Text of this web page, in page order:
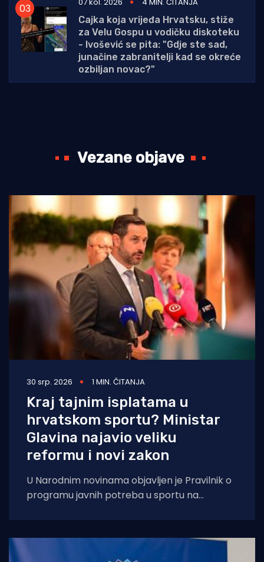
Cajka koja vrijeđa Hrvatsku, stiže
za Velu Gospu u vodičku diskoteku
- Ivošević se pita: "Gdje ste sad,
junačine zabranitelji kad se okreće
ozbiljan novac?"
Vezane objave
30 srp. 2026 1 MIN. ČITANJA
Kraj tajnim isplatama u
hrvatskom sportu? Ministar
Glavina najavio veliku
reformu i novi zakon
U Narodnim novinama objavljen je Pravilnik o
programu javnih potreba u sportu na